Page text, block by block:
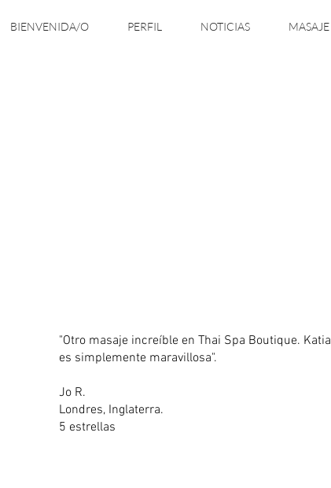
BIENVENIDA/O PERFIL NOTICIAS MASAJE
"Otro masaje increíble en Thai Spa Boutique. Katia
es simplemente maravillosa".
Jo R.
Londres, Inglaterra.
5 estrellas